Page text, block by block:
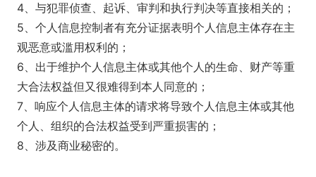
4、与犯罪侦查、起诉、审判和执行判决等直接相关的；
5、个人信息控制者有充分证据表明个人信息主体存在主
观恶意或滥用权利的；
6、出于维护个人信息主体或其他个人的生命、财产等重
大合法权益但又很难得到本人同意的；
7、响应个人信息主体的请求将导致个人信息主体或其他
个人、组织的合法权益受到严重损害的；
8、涉及商业秘密的。